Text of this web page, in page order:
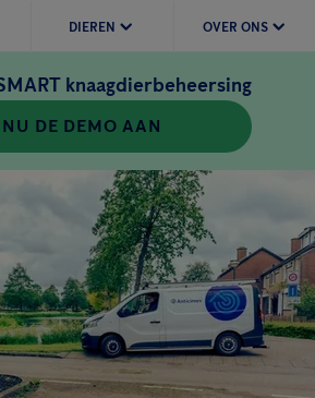
DIEREN OVER ONS
knaagdierbeheersing
DE DEMO AAN